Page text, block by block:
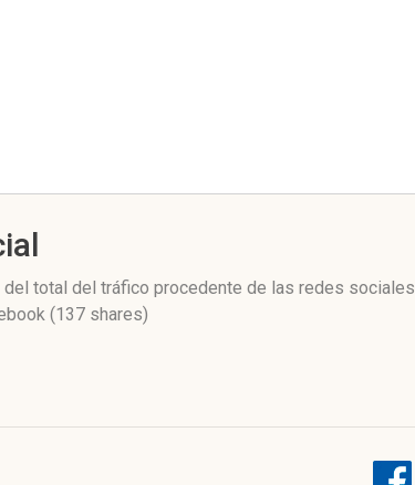
del total del tráfico procedente de las redes sociales
(137 shares)